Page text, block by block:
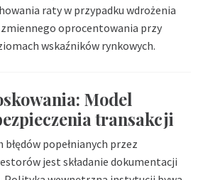
raty w przypadku wdrożenia
zmiennego oprocentowania przy
wskaźników rynkowych.
Model
transakcji
popełnianych przez
jest składanie dokumentacji